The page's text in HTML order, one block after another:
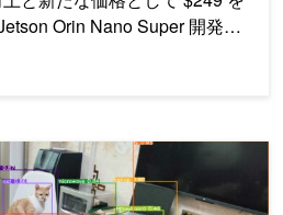
Orin Nano Super 開発者
れました。
Orin 上での YOLOv5 の紹介